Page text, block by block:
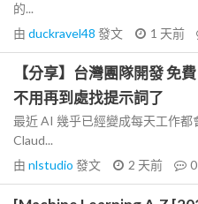
的...
由 duckravel48 發文 1 天前
【分享】台灣團隊開發 免
不用再到處找提示詞了
最近 AI 幾乎已經變成每天工作都
Claud...
由 nlstudio 發文 2 天前 0